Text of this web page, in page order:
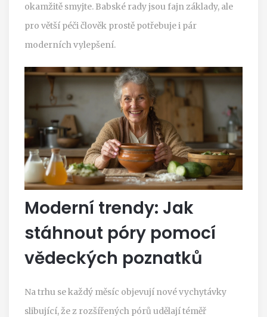
okamžitě smyjte. Babské rady jsou fajn základy, ale
pro větší péči člověk prostě potřebuje i pár
moderních vylepšení.
Moderní trendy: Jak
stáhnout póry pomocí
vědeckých poznatků
Na trhu se každý měsíc objevují nové vychytávky
slibující, že z rozšířených pórů udělají téměř